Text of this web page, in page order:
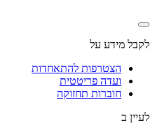
לקבל מידע על
הצטרפות להתאחדות
ועדה פריטטית
חוברות תחזוקה
לעיין ב